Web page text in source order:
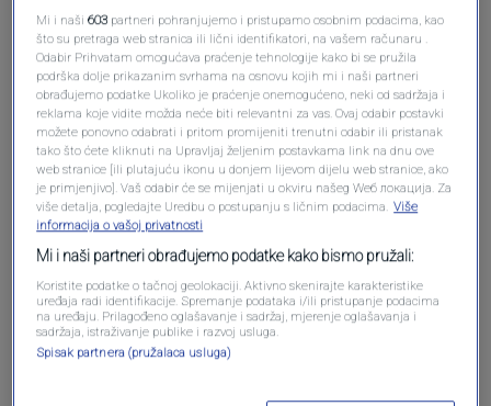
Oglas
Mi i naši603 partneri pohranjujemo i pristupamo osobnim podacima, kao
što su pretraga web stranica ili lični identifikatori, na vašem računaru .
Odabir Prihvatam omogućava praćenje tehnologije kako bi se pružila
podrška dolje prikazanim svrhama na osnovu kojih mi i naši partneri
obrađujemo podatke Ukoliko je praćenje onemogućeno, neki od sadržaja i
reklama koje vidite možda neće biti relevantni za vas. Ovaj odabir postavki
možete ponovno odabrati i pritom promijeniti trenutni odabir ili pristanak
tako što ćete kliknuti na Upravljaj željenim postavkama link na dnu ove
web stranice [ili plutajuću ikonu u donjem lijevom dijelu web stranice, ako
je primjenjivo]. Vaš odabir će se mijenjati u okviru našeg Wеб локација. Za
više detalja, pogledajte Uredbu o postupanju s ličnim podacima. Više
informacija o vašoj privatnosti
Mi i naši partneri obrađujemo podatke kako bismo pružali:
Koristite podatke o tačnoj geolokaciji. Aktivno skenirajte karakteristike
uređaja radi identifikacije. Spremanje podataka i/ili pristupanje podacima
na uređaju. Prilagođeno oglašavanje i sadržaj, mjerenje oglašavanja i
sadržaja, istraživanje publike i razvoj usluga.
Spisak partnera (pružalaca usluga)